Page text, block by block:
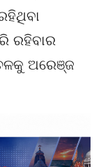
ରହିବାର
ଅରେଞ୍ଜ